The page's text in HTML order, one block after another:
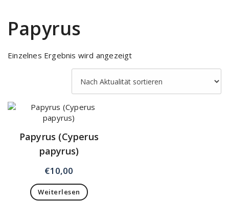
Papyrus
Einzelnes Ergebnis wird angezeigt
Papyrus (Cyperus
papyrus)
€10,00
Weiterlesen